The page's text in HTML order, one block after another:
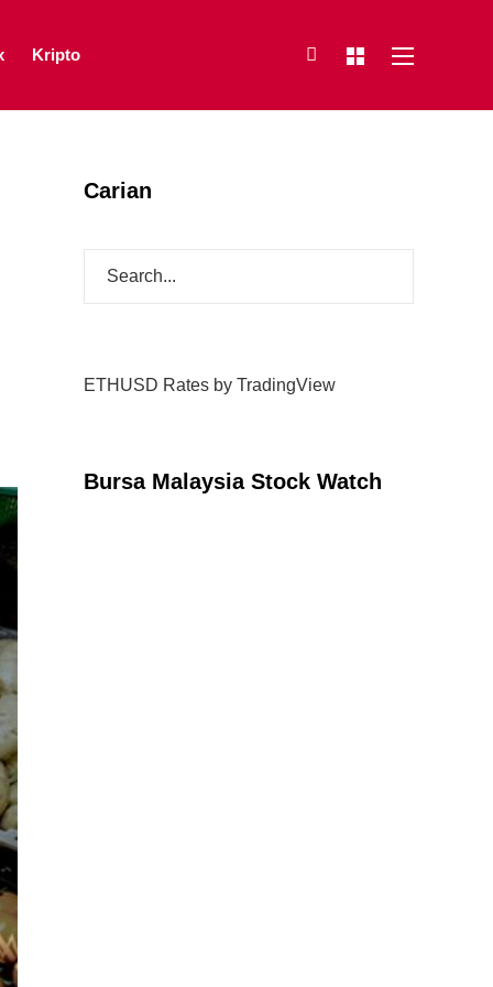
Kripto
Carian
ETHUSD Rates by TradingView
Bursa Malaysia Stock Watch